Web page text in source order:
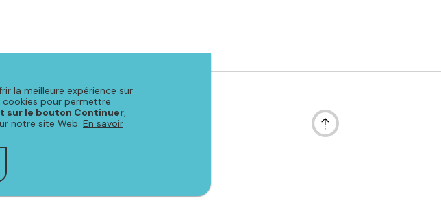
la meilleure expérience sur
cookies pour permettre
sur le bouton Continuer,
notre site Web. En savoir